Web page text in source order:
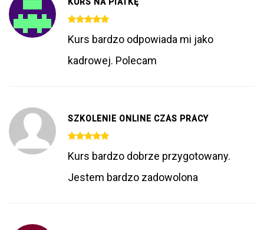
Kurs bardzo odpowiada mi jako
kadrowej. Polecam
SZKOLENIE ONLINE CZAS PRACY
Kurs bardzo dobrze przygotowany.
Jestem bardzo zadowolona